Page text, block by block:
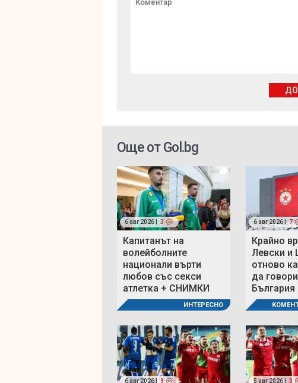
Още от Gol.bg
6 авг 2026 | 3
Капитанът на
волейболните
национали върти
любов със секси
атлетка + СНИМКИ
ИНТЕРЕСНО
6 авг 2026 | 7
Крайно
Левски и
отново
да
България
6 авг 2026 | 9 5 авг 2026 | 3